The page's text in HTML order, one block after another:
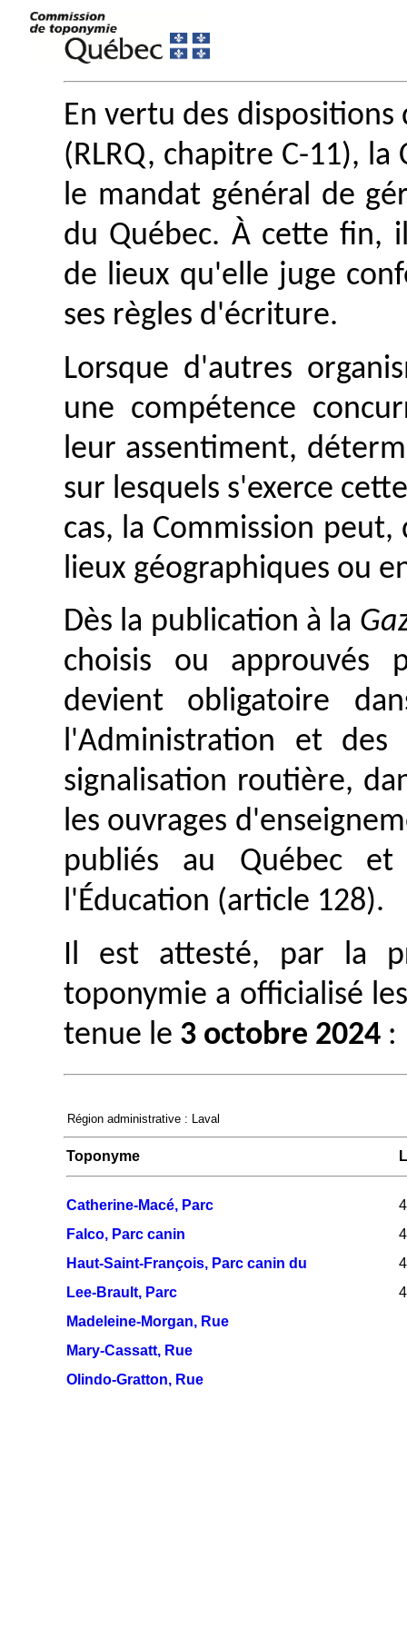
En vertu des dispositions
(RLRQ, chapitre C-11),
le mandat général de
du Québec. À cette fin,
de lieux qu'elle juge
ses règles d'écriture.
Lorsque d'autres
une compétence
leur assentiment,
sur lesquels s'exerce
cas, la Commission
lieux géographiques ou
Dès la publication à la
choisis ou approuvés
devient obligatoire
l'Administration et des
signalisation routière,
les ouvrages
publiés au Québec
l'Éducation (article 128).
Il est attesté, par la
toponymie a officialisé
tenue le 3 octobre 2024 :
Région administrative : Laval
Toponyme
Catherine-Macé, Parc
Falco, Parc canin
Haut-Saint-François, Parc canin du
Lee-Brault, Parc
Madeleine-Morgan, Rue
Mary-Cassatt, Rue
Olindo-Gratton, Rue